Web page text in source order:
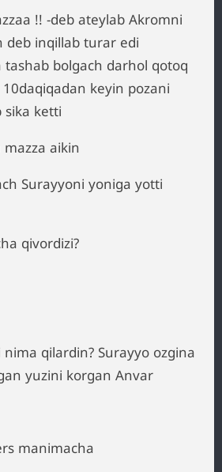
!! -deb ateylab Akromni
deb inqillab turar edi
tashab bolgach darhol qotoq
keyin pozani
sika ketti
aikin
Surayyoni yoniga yotti
qivordizi?
qilardin? Surayyo ozgina
yuzini korgan Anvar
manimacha